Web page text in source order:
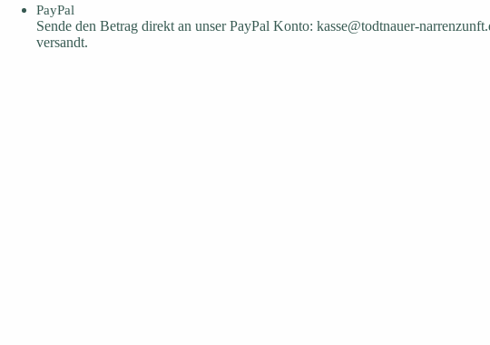
PayPal
Sende den Betrag direkt an unser PayPal Konto: kasse@todtnauer-
versandt.